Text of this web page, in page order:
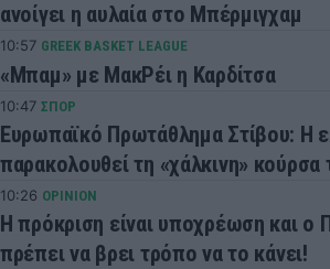
ανοίγει η αυλαία στο Μπέρμιγχαμ
10:57 GREEK BASKET LEAGUE
«Μπαμ» με ΜακΡέι η Καρδίτσα
10:47 ΣΠΟΡ
Ευρωπαϊκό Πρωτάθλημα Στίβου: Η
παρακολουθεί τη «χάλκινη» κούρσα
10:26 OPINION
Η πρόκριση είναι υποχρέωση και ο
πρέπει να βρει τρόπο να το κάνει!